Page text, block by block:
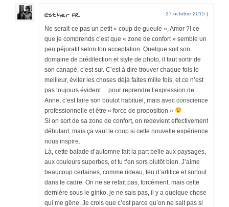
Esther FR 27 octobre 2015 |
Ne serait-ce pas un petit « coup de gueule », Amor ?! ce
que je comprends c’est que « zone de confort » semble un
peu péjoratif selon ton acceptation. Quelque soit son
domaine de prédilection et style de photo, il faut sortir de
son canapé, c’est sur. C’est à dire trouver chaque fois le
meilleur, éviter les choses déjà faites mille fois, et ce n’est
pas toujours évident… pour reprendre l’expression de
Anne, c’est faire son boulot habituel, mais avec conscience
professionnelle et être « force de proposition »
Si on sort de sa zone de confort, on redevient effectivement
débutant, mais ça vaut le coup si cette nouvelle expérience
nous inspire.
Là, cette balade d’automne fait la part belle aux paysages,
aux couleurs superbes, et tu t’en sors plutôt bien. J’aime
beaucoup certaines, comme rideau, feu d’artifice et surtout
dans le cadre. On ne se refait pas, forcément, mais cette
dernière sous le ginko, je ne sais pas, il y a quelque chose
qui me gêne. Je crois que c’est parce qu’on ne sait pas si